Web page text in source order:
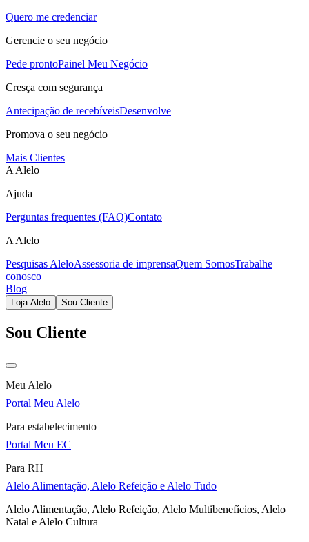
Quero me credenciar
Gerencie o seu negócio
Pede prontoPainel Meu Negócio
Cresça com segurança
Antecipação de recebíveisDesenvolve
Promova o seu negócio
Mais Clientes
A Alelo
Ajuda
Perguntas frequentes (FAQ)Contato
A Alelo
Pesquisas AleloAssessoria de imprensaQuem SomosTrabalhe
conosco
Blog
Loja Alelo Sou Cliente
Sou Cliente
Meu Alelo
Portal Meu Alelo
Para estabelecimento
Portal Meu EC
Para RH
Alelo Alimentação, Alelo Refeição e Alelo Tudo
Alelo Alimentação, Alelo Refeição, Alelo Multibenefícios, Alelo
Natal e Alelo Cultura